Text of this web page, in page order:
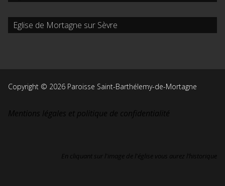
Eglise de Mortagne sur Sèvre
Copyright © 2026 Paroisse Saint-Barthélemy-de-Mortagne
Mentions légales et politique de confidentialité
En cliquant sur l'image de l'église vous aurez l’historique